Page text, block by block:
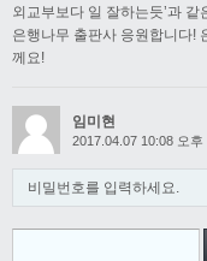
외교부보다 일 잘하는듯’과
은행나무 출판사 응원합니다!
께요!
임미현
2017.04.07 10:08 오후
비밀번호를 입력하세요.